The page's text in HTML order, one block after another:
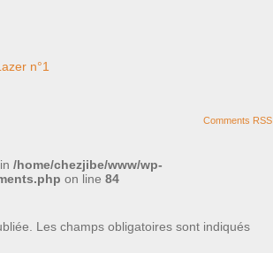
n°1
Comments RSS
/home/chezjibe/www/wp-
on line 84
Les champs obligatoires sont indiqués